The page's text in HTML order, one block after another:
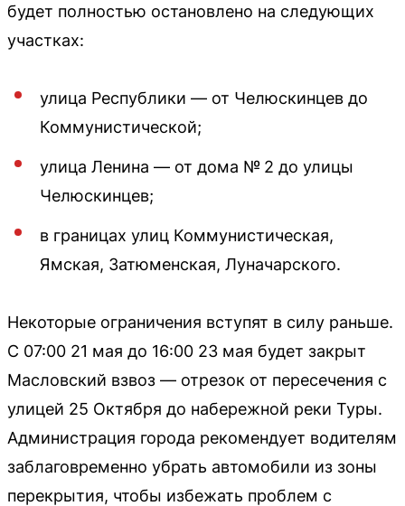
будет полностью остановлено на следующих
участках:
улица Республики — от Челюскинцев до
Коммунистической;
улица Ленина — от дома № 2 до улицы
Челюскинцев;
в границах улиц Коммунистическая,
Ямская, Затюменская, Луначарского.
Некоторые ограничения вступят в силу раньше.
С 07:00 21 мая до 16:00 23 мая будет закрыт
Масловский взвоз — отрезок от пересечения с
улицей 25 Октября до набережной реки Туры.
Администрация города рекомендует водителям
заблаговременно убрать автомобили из зоны
перекрытия, чтобы избежать проблем с